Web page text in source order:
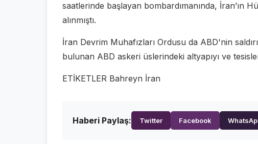
saatlerinde başlayan bombardımanında, İran’ın
alınmıştı.
İran Devrim Muhafızları Ordusu da ABD'nin
bulunan ABD askeri üslerindeki altyapıyı ve tesisleri
ETİKETLER Bahreyn İran
Haberi Paylaş: Twitter Facebook